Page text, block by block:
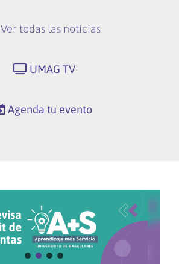
Ver todas las noticias
UMAG TV
Agenda tu evento